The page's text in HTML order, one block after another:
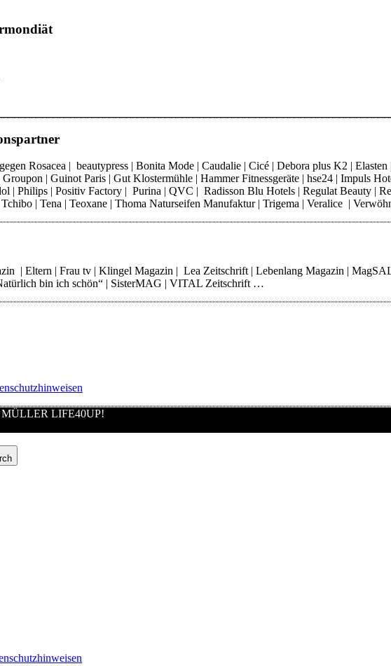
Rosacea | beautypress | Bonita Mode | Caudalie | Cicé | Debora plus K2 |
| Guinot Paris | Gut Klostermühle | Hammer Fitnessgeräte | hse24 | Impuls
| Philips | Positiv Factory | Purina | QVC | Radisson Blu Hotels | Regulat Beauty |
| Tena | Teoxane | Thoma Naturseifen Manufaktur | Trigema | Veralice |
| Eltern | Frau tv | Klingel Magazin | Lea Zeitschrift | Lebenlang Magazin |
bin ich schön“ | SisterMAG | VITAL Zeitschrift …
LIFE40UP!